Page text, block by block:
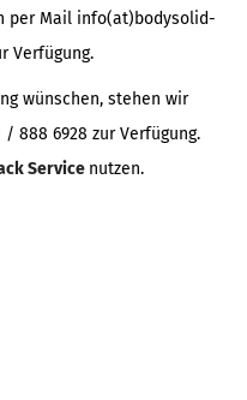
per Mail info(at)bodysolid-
Verfügung.
wünschen, stehen wir
/ 888 6928 zur Verfügung.
Service nutzen.